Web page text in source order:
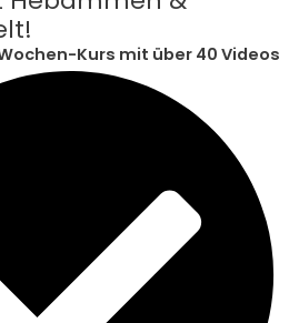
Kurs mit über 40 Videos